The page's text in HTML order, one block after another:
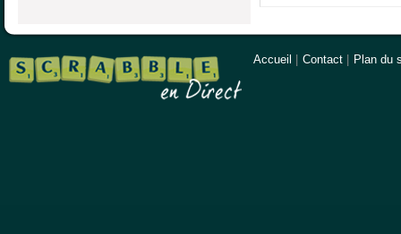
Accueil Contact Plan du